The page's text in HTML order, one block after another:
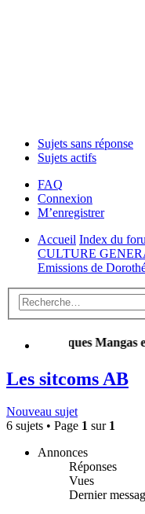
Sujets sans réponse
Sujets actifs
FAQ
Connexion
M’enregistrer
Accueil Index du
CULTURE
Emissions de
Mangas et
Les sitcoms AB
Nouveau sujet
6 sujets • Page 1 sur 1
Annonces
Réponses
Vues
Dernier